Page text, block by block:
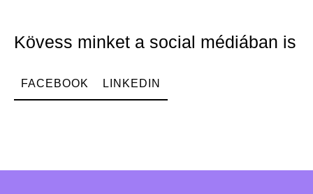
Kövess minket a social médiában is
FACEBOOK LINKEDIN